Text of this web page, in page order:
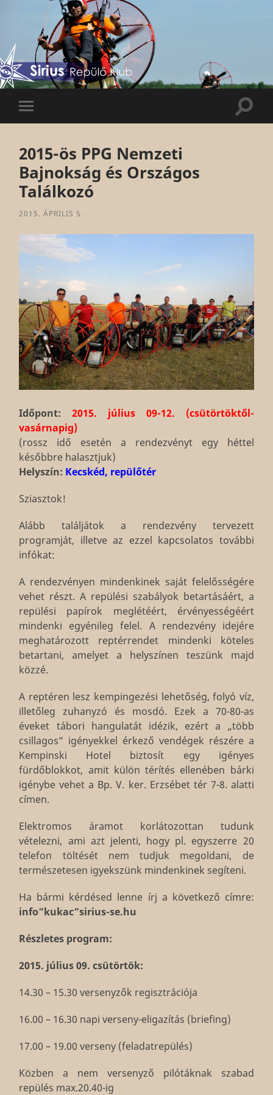
Sirius
Repülő
Klub
Mobil
menü
2015-ös PPG Nemzeti
Bajnokság és Országos
Találkozó
2015. ÁPRILIS 5.
Időpont:
2015. július 09-12. (csütörtöktől-
vasárnapig)
(rossz idő esetén a rendezvényt egy héttel
későbbre halasztjuk)
Helyszín: Kecskéd, repülőtér
Sziasztok!
Alább találjátok a rendezvény tervezett
programját, illetve az ezzel kapcsolatos további
infókat:
A rendezvényen mindenkinek saját felelősségére
vehet részt. A repülési szabályok betartásáért, a
repülési papírok meglétéért, érvényességéért
mindenki egyénileg felel. A rendezvény idejére
meghatározott reptérrendet mindenki köteles
betartani, amelyet a helyszínen teszünk majd
közzé.
A reptéren lesz kempingezési lehetőség, folyó víz,
illetőleg zuhanyzó és mosdó. Ezek a 70-80-as
éveket tábori hangulatát idézik, ezért a „több
csillagos” igényekkel érkező vendégek részére a
Kempinski Hotel biztosít egy igényes
fürdőblokkot, amit külön térítés ellenében bárki
igénybe vehet a Bp. V. ker. Erzsébet tér 7-8. alatti
címen.
Elektromos áramot korlátozottan tudunk
vételezni, ami azt jelenti, hogy pl. egyszerre 20
telefon töltését nem tudjuk megoldani, de
természetesen igyekszünk mindenkinek segíteni.
Ha bármi kérdésed lenne írj a következő címre:
info”kukac”sirius-se.hu
Részletes program:
2015. július 09. csütörtök:
14.30 – 15.30 versenyzők regisztrációja
16.00 – 16.30 napi verseny-eligazítás (briefing)
17.00 – 19.00 verseny (feladatrepülés)
Közben a nem versenyző pilótáknak szabad
repülés max.20.40-ig